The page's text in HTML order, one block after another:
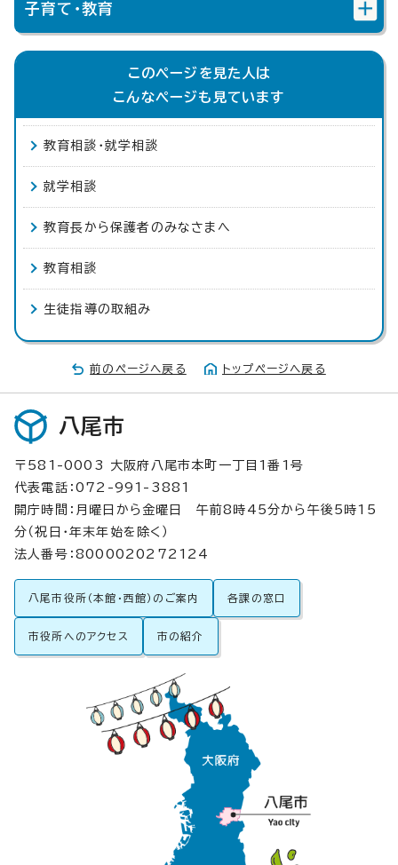
子育て・教育
このページを見た人は
こんなページも見ています
教育相談・就学相談
就学相談
教育長から保護者のみなさまへ
教育相談
生徒指導の取組み
前のページへ戻る トップページへ戻る
八尾市
〒581-0003 大阪府八尾市本町一丁目1番1号
代表電話：072-991-3881
開庁時間：月曜日から金曜日 午前8時45分から午後5時15
分（祝日・年末年始を除く）
法人番号：8000020272124
八尾市役所（本館・西館）のご案内 各課の窓口
市役所へのアクセス 市の紹介